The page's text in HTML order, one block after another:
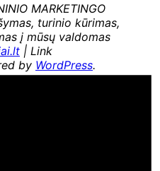
MARKETINGO
turinio kūrimas,
į mūsų valdomas
| Link
by WordPress.